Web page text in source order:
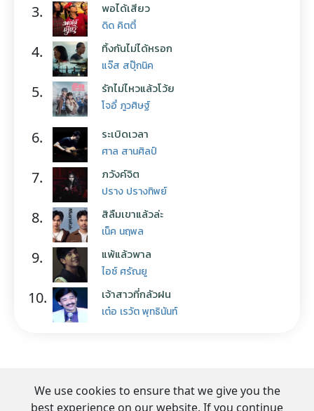
3. พอได้เสียว
ดิด คิตตี้
4. ทิ้งกันไม่ได้หรอก
แจ๊ส สปุ๊กนิค
5. รักไม่ไหวแล้วโว้ย
โจอี้ ภูวศิษฐ์
6. ระเบิดเวลา
ศาล สานศิลป์
7. ภวังค์จิต
ปราง ปรางทิพย์
8. สิลืมเขาแล้วล่ะ
เน็ค นฤพล
9. แพ้แล้วพาล
ไอซ์ ศรัณยู
10. เจ้าสาวที่กลัวฝน
เต๋อ เรวัต พุทธินันท์
We use cookies to ensure that we give you the
best experience on our website. If you continue